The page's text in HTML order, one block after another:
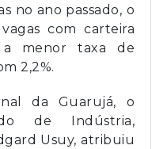
no ano passado, o
com carteira
a menor taxa de
2,2%.
da Guarujá, o
de Indústria,
Usuy, atribuiu